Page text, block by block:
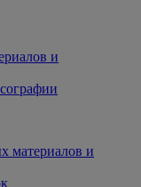
и
материалов и